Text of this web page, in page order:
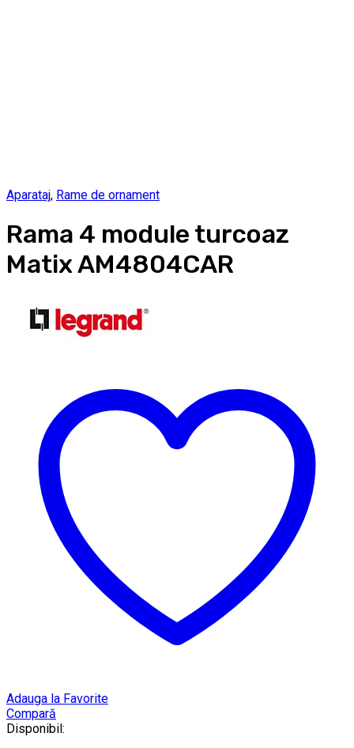
Aparataj, Rame de ornament
Rama 4 module turcoaz
Matix AM4804CAR
Adauga la Favorite
Compară
Disponibil: